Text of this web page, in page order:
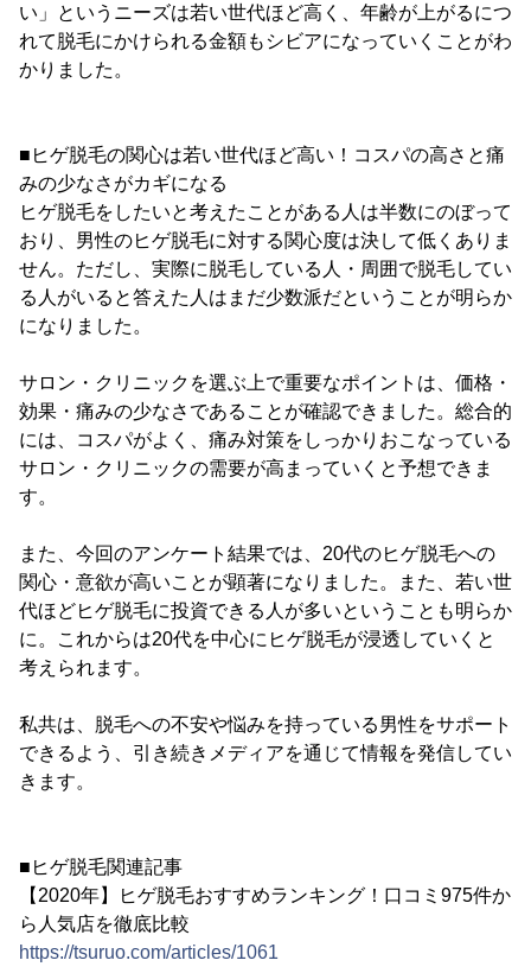
い」というニーズは若い世代ほど高く、年齢が上がるにつ
れて脱毛にかけられる金額もシビアになっていくことがわ
かりました。
■ヒゲ脱毛の関心は若い世代ほど高い！コスパの高さと痛
みの少なさがカギになる
ヒゲ脱毛をしたいと考えたことがある人は半数にのぼって
おり、男性のヒゲ脱毛に対する関心度は決して低くありま
せん。ただし、実際に脱毛している人・周囲で脱毛してい
る人がいると答えた人はまだ少数派だということが明らか
になりました。
サロン・クリニックを選ぶ上で重要なポイントは、価格・
効果・痛みの少なさであることが確認できました。総合的
には、コスパがよく、痛み対策をしっかりおこなっている
サロン・クリニックの需要が高まっていくと予想できま
す。
また、今回のアンケート結果では、20代のヒゲ脱毛への
関心・意欲が高いことが顕著になりました。また、若い世
代ほどヒゲ脱毛に投資できる人が多いということも明らか
に。これからは20代を中心にヒゲ脱毛が浸透していくと
考えられます。
私共は、脱毛への不安や悩みを持っている男性をサポート
できるよう、引き続きメディアを通じて情報を発信してい
きます。
■ヒゲ脱毛関連記事
【2020年】ヒゲ脱毛おすすめランキング！口コミ975件か
ら人気店を徹底比較
https://tsuruo.com/articles/1061